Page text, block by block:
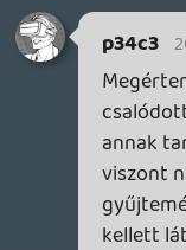
Nem kizárólag
kellemes
Covid alatt
Order-t a
platinázzam)
ajándék